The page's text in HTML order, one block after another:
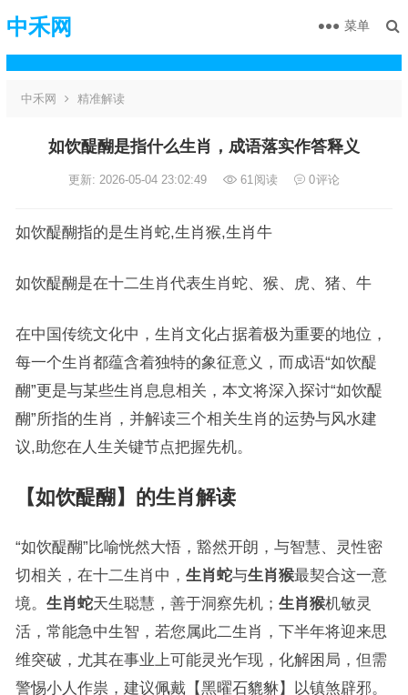
中禾网 菜单
中禾网 精准解读
如饮醍醐是指什么生肖，成语落实作答释义
更新: 2026-05-04 23:02:49 61阅读 0评论
如饮醍醐指的是生肖蛇,生肖猴,生肖牛
如饮醍醐是在十二生肖代表生肖蛇、猴、虎、猪、牛
在中国传统文化中，生肖文化占据着极为重要的地位，
每一个生肖都蕴含着独特的象征意义，而成语“如饮醍
醐”更是与某些生肖息息相关，本文将深入探讨“如饮醍
醐”所指的生肖，并解读三个相关生肖的运势与风水建
议,助您在人生关键节点把握先机。
【如饮醍醐】的生肖解读
“如饮醍醐”比喻恍然大悟，豁然开朗，与智慧、灵性密
切相关，在十二生肖中， 生肖蛇与生肖猴最契合这一意
境。 生肖蛇天生聪慧，善于洞察先机； 生肖猴机敏灵
活，常能急中生智，若您属此二生肖，下半年将迎来思
维突破，尤其在事业上可能灵光乍现，化解困局，但需
警惕小人作祟，建议佩戴【黑曜石貔貅】以镇煞辟邪。